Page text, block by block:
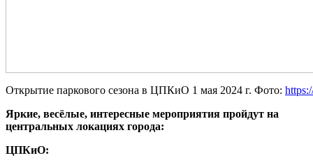
Открытие паркового сезона в ЦПКиО 1 мая 2024 г. Фото:
Яркие, весёлые, интересные мероприятия пройдут на
центральных локациях города:
ЦПКиО: